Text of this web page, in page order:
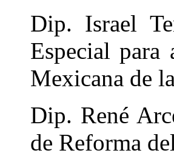
Dip. Israel
Especial
Mexicana de
Dip. René
de Reforma